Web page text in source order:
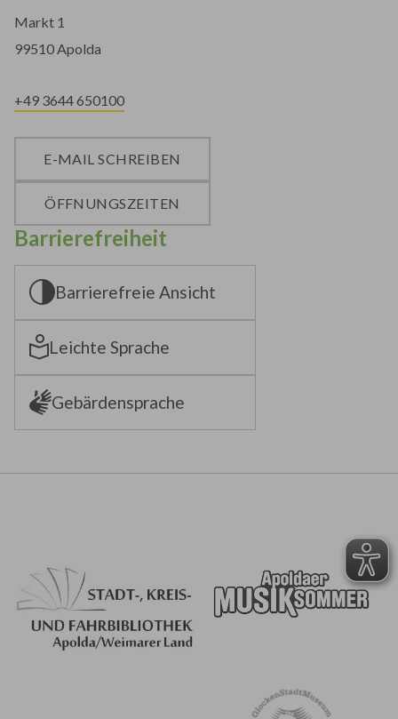
Markt 1
99510 Apolda
+49 3644 650100
E-MAIL SCHREIBEN
ÖFFNUNGSZEITEN
Barrierefreiheit
Barrierefreie Ansicht
Leichte Sprache
Gebärdensprache